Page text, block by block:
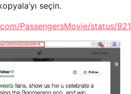
seçin.
PassengersMovie/status/